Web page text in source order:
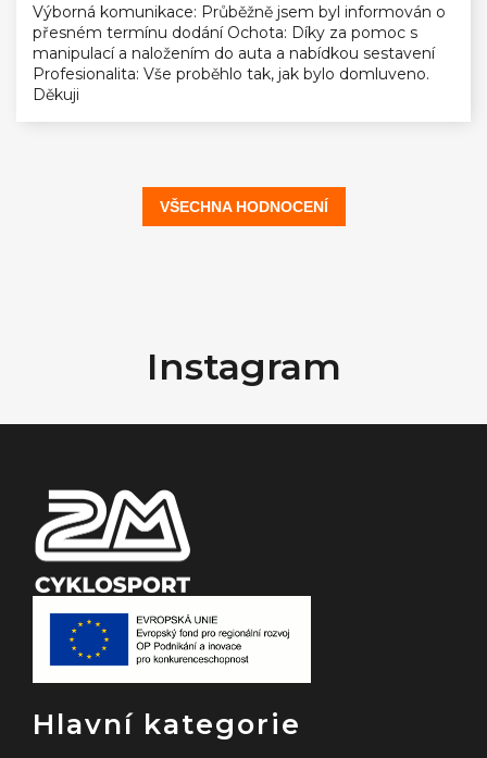
Výborná komunikace: Průběžně jsem byl informován o
přesném termínu dodání Ochota: Díky za pomoc s
manipulací a naložením do auta a nabídkou sestavení
Profesionalita: Vše proběhlo tak, jak bylo domluveno.
Děkuji
VŠECHNA HODNOCENÍ
t
Instagram
Hlavní kategorie